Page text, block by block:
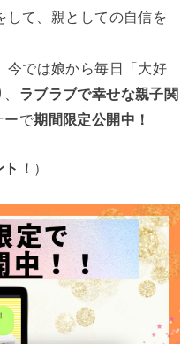
して、親としての自信を
今では娘から毎日「大好
ラブラブで幸せな親子関
ーで期間限定公開中！
！ ）